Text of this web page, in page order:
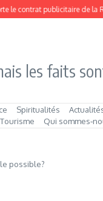
publicitaire de la RATP
les faits
Spiritualités
Tourisme Qui
possible?